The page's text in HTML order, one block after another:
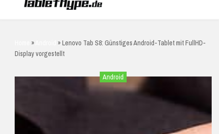
» »Lenovo Tab S8: Günstiges Android-Tablet mit FullHD-
Display vorgestellt
Android